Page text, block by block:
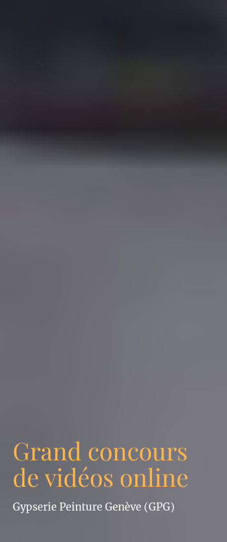
Grand concours
de vidéos online
Gypserie Peinture Genève (GPG)